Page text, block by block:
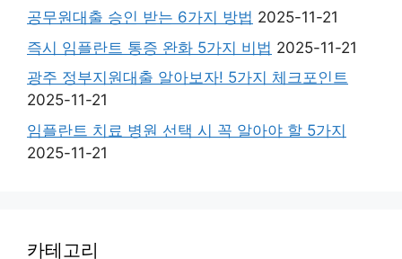
공무원대출 승인 받는 6가지 방법 2025-11-21
즉시 임플란트 통증 완화 5가지 비법 2025-11-21
광주 정부지원대출 알아보자! 5가지 체크포인트
2025-11-21
임플란트 치료 병원 선택 시 꼭 알아야 할 5가지
2025-11-21
카테고리